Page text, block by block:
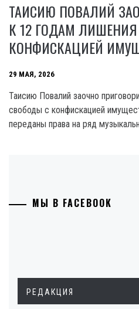
ТАИСИЮ ПОВАЛИЙ
К 12 ГОДАМ
КОНФИСКАЦИЕЙ
29 МАЯ, 2026
Таисию Повалий заочно
свободы с конфискацией
переданы права на ряд
МЫ В FACEBOOK
РЕДАКЦИЯ